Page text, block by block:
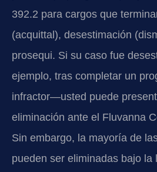
392.2 para cargos que
(acquittal), desestimación
prosequi. Si su caso fue
ejemplo, tras completar un
infractor—usted puede
eliminación ante el Fluvanna
Sin embargo, la mayoría de
pueden ser eliminadas bajo la